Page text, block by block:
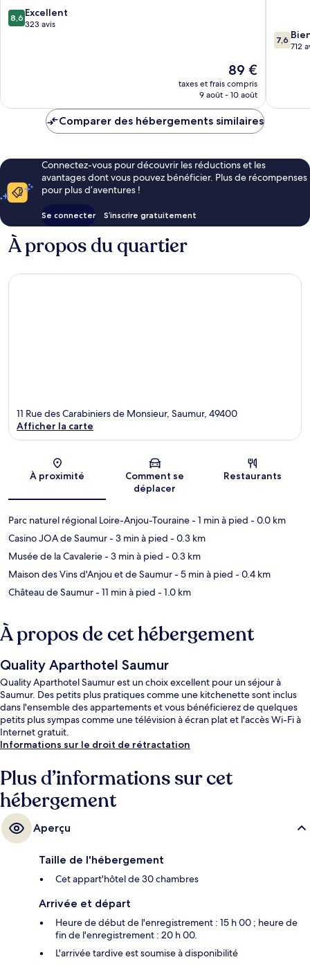
8.6
sur
8,6 Excellent
323 avis
Le
nouveau
prix
de
89 €
taxes et frais compris
9 août - 10 août
7.6
sur
7,6
712
Comparer des hébergements similaires
Connectez-vous pour découvrir les réductions et les
avantages dont vous pouvez bénéficier. Plus de récompenses
pour plus d’aventures !
Se connecter S’inscrire gratuitement
À propos du quartier
Carte
11 Rue des Carabiniers de Monsieur, Saumur, 49400
Afficher la carte
À proximité
Comment se
déplacer
Restaurants
Parc naturel régional Loire-Anjou-Touraine- 1 min à pied - 0.0 km
Casino JOA de Saumur- 3 min à pied - 0.3 km
Musée de la Cavalerie- 3 min à pied - 0.3 km
Maison des Vins d'Anjou et de Saumur- 5 min à pied - 0.4 km
Château de Saumur- 11 min à pied - 1.0 km
À propos de cet hébergement
Quality Aparthotel Saumur
Quality Aparthotel Saumur est un choix excellent pour un séjour à
Saumur. Des petits plus pratiques comme une kitchenette sont inclus
dans l'ensemble des appartements et vous bénéficierez de quelques
petits plus sympas comme une télévision à écran plat et l'accès Wi-Fi à
Internet gratuit.
Informations sur le droit de rétractation
Plus d’informations sur cet
hébergement
Aperçu
Taille de l'hébergement
Cet appart'hôtel de 30 chambres
Arrivée et départ
Heure de début de l'enregistrement : 15 h 00 ; heure de
fin de l'enregistrement : 20 h 00.
L'arrivée tardive est soumise à disponibilité